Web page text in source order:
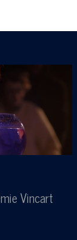
Vincart